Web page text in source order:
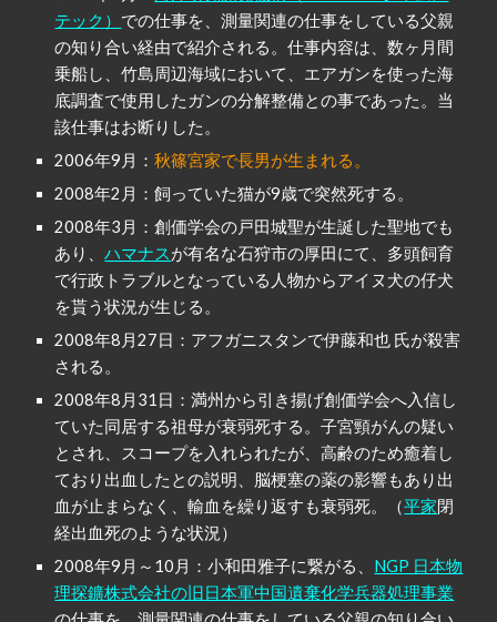
テック） での仕事を、測量関連の仕事をしている父親
の知り合い経由で紹介される。仕事内容は、数ヶ月間
乗船し、竹島周辺海域において、エアガンを使った海
底調査で使用したガンの分解整備との事であった。当
該仕事はお断りした。
2006年9月：秋篠宮家で長男が生まれる。
2008年2月：飼っていた猫が9歳で突然死する。
2008年3月：創価学会の戸田城聖が生誕した聖地でも
あり、ハマナスが有名な石狩市の厚田にて、多頭飼育
で行政トラブルとなっている人物からアイヌ犬の仔犬
を貰う状況が生じる。
2008年8月27日：アフガニスタンで伊藤和也 氏が殺害
される。
2008年8月31日：満州から引き揚げ創価学会へ入信し
ていた同居する祖母が衰弱死する。子宮頸がんの疑い
とされ、スコープを入れられたが、高齢のため癒着し
ており出血したとの説明、脳梗塞の薬の影響もあり出
血が止まらなく、輸血を繰り返すも衰弱死。（平家閉
経出血死のような状況）
2008年9月～10月：小和田雅子に繋がる、 NGP 日本物
理探鑛株式会社の旧日本軍中国遺棄化学兵器処理事業